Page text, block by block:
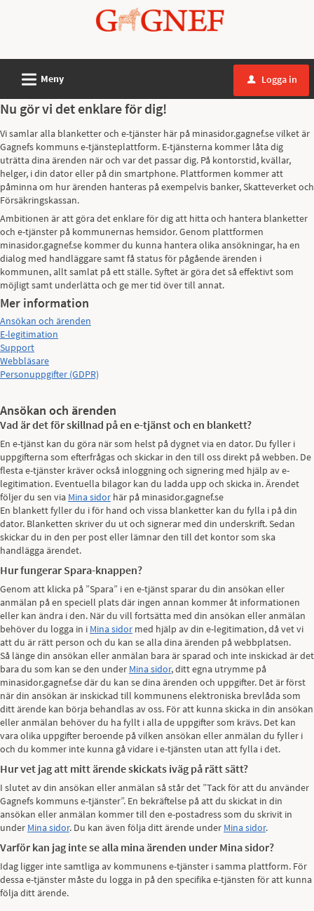
Gagnefs
kommun
L Meny u Logga in
Nu gör vi det enklare för dig!
Vi samlar alla blanketter och e-tjänster här på minasidor.gagnef.se vilket är
Gagnefs kommuns e-tjänsteplattform. E-tjänsterna kommer låta dig
uträtta dina ärenden när och var det passar dig. På kontorstid, kvällar,
helger, i din dator eller på din smartphone. Plattformen kommer att
påminna om hur ärenden hanteras på exempelvis banker, Skatteverket och
Försäkringskassan.
Ambitionen är att göra det enklare för dig att hitta och hantera blanketter
och e-tjänster på kommunernas hemsidor. Genom plattformen
minasidor.gagnef.se kommer du kunna hantera olika ansökningar, ha en
dialog med handläggare samt få status för pågående ärenden i
kommunen, allt samlat på ett ställe. Syftet är göra det så effektivt som
möjligt samt underlätta och ge mer tid över till annat.
Mer information
Ansökan och ärenden
E-legitimation
Support
Webbläsare
Personuppgifter (GDPR)
Ansökan och ärenden
Vad är det för skillnad på en e-tjänst och en blankett?
En e-tjänst kan du göra när som helst på dygnet via en dator. Du fyller i
uppgifterna som efterfrågas och skickar in den till oss direkt på webben. De
flesta e-tjänster kräver också inloggning och signering med hjälp av e-
legitimation. Eventuella bilagor kan du ladda upp och skicka in. Ärendet
följer du sen via Mina sidor här på minasidor.gagnef.se
En blankett fyller du i för hand och vissa blanketter kan du fylla i på din
dator. Blanketten skriver du ut och signerar med din underskrift. Sedan
skickar du in den per post eller lämnar den till det kontor som ska
handlägga ärendet.
Hur fungerar Spara-knappen?
Genom att klicka på ”Spara” i en e-tjänst sparar du din ansökan eller
anmälan på en speciell plats där ingen annan kommer åt informationen
eller kan ändra i den. När du vill fortsätta med din ansökan eller anmälan
behöver du logga in i Mina sidor med hjälp av din e-legitimation, då vet vi
att du är rätt person och du kan se alla dina ärenden på webbplatsen.
Så länge din ansökan eller anmälan bara är sparad och inte inskickad är det
bara du som kan se den under Mina sidor, ditt egna utrymme på
minasidor.gagnef.se där du kan se dina ärenden och uppgifter. Det är först
när din ansökan är inskickad till kommunens elektroniska brevlåda som
ditt ärende kan börja behandlas av oss. För att kunna skicka in din ansökan
eller anmälan behöver du ha fyllt i alla de uppgifter som krävs. Det kan
vara olika uppgifter beroende på vilken ansökan eller anmälan du fyller i
och du kommer inte kunna gå vidare i e-tjänsten utan att fylla i det.
Hur vet jag att mitt ärende skickats iväg på rätt sätt?
I slutet av din ansökan eller anmälan så står det ”Tack för att du använder
Gagnefs kommuns e-tjänster”. En bekräftelse på att du skickat in din
ansökan eller anmälan kommer till den e-postadress som du skrivit in
under Mina sidor. Du kan även följa ditt ärende under Mina sidor.
Varför kan jag inte se alla mina ärenden under Mina sidor?
Idag ligger inte samtliga av kommunens e-tjänster i samma plattform. För
dessa e-tjänster måste du logga in på den specifika e-tjänsten för att kunna
följa ditt ärende.